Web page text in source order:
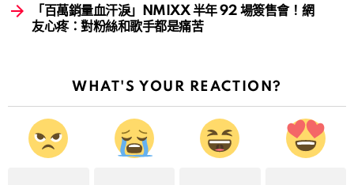
「百萬銷量血汗淚」NMIXX 半年 92 場簽售會！網
友心疼：對粉絲和歌手都是痛苦
WHAT'S YOUR REACTION?